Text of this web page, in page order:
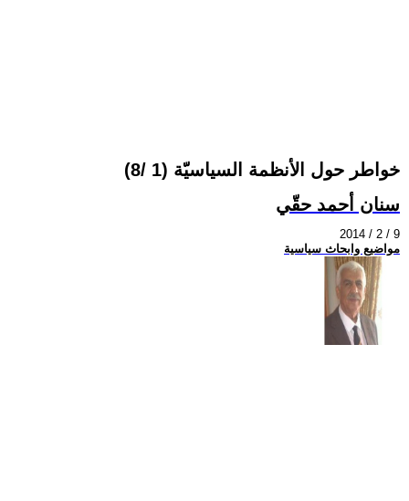
خواطر حول الأنظمة السياسيّة (1 /8)
سنان أحمد حقّي
2014 / 2 / 9
مواضيع وابحاث سياسية